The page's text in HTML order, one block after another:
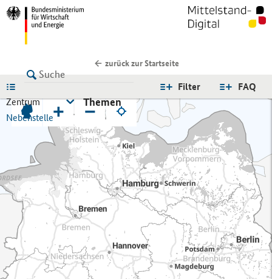
zurück zur Startseite
FAQ
Filter
Zentrum
Nebenstelle
Themen
+ −